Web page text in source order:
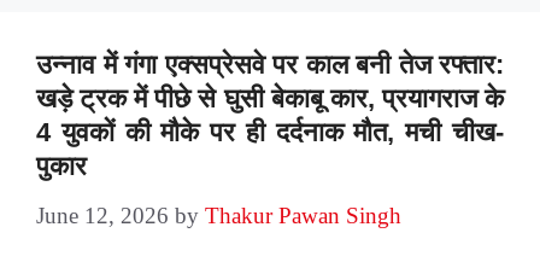
उन्नाव में गंगा एक्सप्रेसवे पर काल बनी तेज रफ्तार:
खड़े ट्रक में पीछे से घुसी बेकाबू कार, प्रयागराज के
4 युवकों की मौके पर ही दर्दनाक मौत, मची चीख-
पुकार
June 12, 2026 by Thakur Pawan Singh